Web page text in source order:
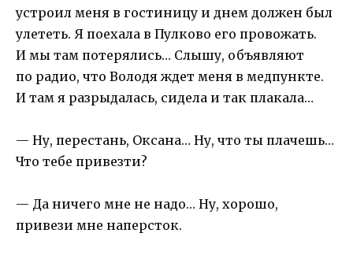
устроил меня в гостиницу и днем должен был
улететь. Я поехала в Пулково его провожать.
И мы там потерялись… Слышу, объявляют
по радио, что Володя ждет меня в медпункте.
И там я разрыдалась, сидела и так плакала…
— Ну, перестань, Оксана… Ну, что ты плачешь…
Что тебе привезти?
— Да ничего мне не надо… Ну, хорошо,
привези мне наперсток.